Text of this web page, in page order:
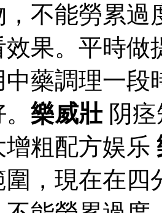
不能勞累過
效果。平時
藥調理一段
樂威壯阴痉
粗配方娱乐
，現在在四